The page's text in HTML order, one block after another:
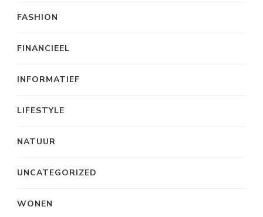
FASHION
FINANCIEEL
INFORMATIEF
LIFESTYLE
NATUUR
UNCATEGORIZED
WONEN